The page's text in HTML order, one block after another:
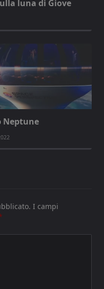
luna di Giove
Neptune
I campi